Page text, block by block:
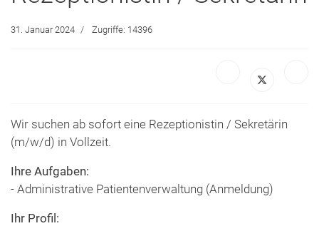
31. Januar 2024 Zugriffe: 14396
Wir suchen ab sofort eine Rezeptionistin / Sekretärin
(m/w/d) in Vollzeit.
Ihre Aufgaben:
- Administrative Patientenverwaltung (Anmeldung)
Ihr Profil: